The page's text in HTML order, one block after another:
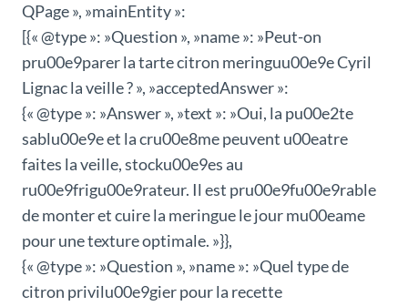
QPage », »mainEntity »:
[{« @type »: »Question », »name »: »Peut-on
pru00e9parer la tarte citron meringuu00e9e Cyril
Lignac la veille ? », »acceptedAnswer »:
{« @type »: »Answer », »text »: »Oui, la pu00e2te
sablu00e9e et la cru00e8me peuvent u00eatre
faites la veille, stocku00e9es au
ru00e9frigu00e9rateur. Il est pru00e9fu00e9rable
de monter et cuire la meringue le jour mu00eame
pour une texture optimale. »}},
{« @type »: »Question », »name »: »Quel type de
citron privilu00e9gier pour la recette